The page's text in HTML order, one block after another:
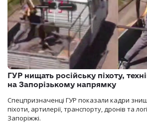
ГУР нищать російську піхоту,
на Запорізькому напрямку
Спецпризначенці ГУР показали кадри
піхоти, артилерії, транспорту, дронів та
Запоріжжі.